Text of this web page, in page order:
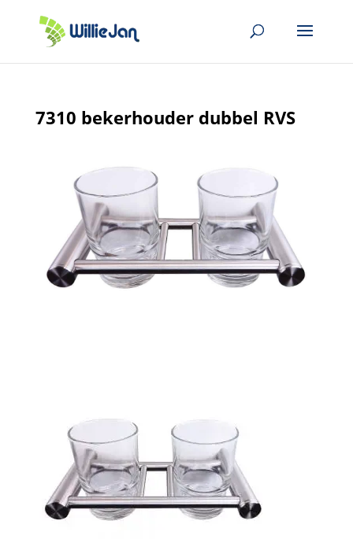
7310 bekerhouder dubbel RVS